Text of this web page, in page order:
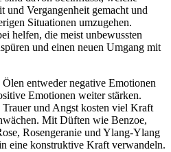
Vergangenheit gemacht und
Situationen umzugehen.
helfen, die meist unbewussten
und einen neuen Umgang mit
entweder negative Emotionen
Emotionen weiter stärken.
und Angst kosten viel Kraft
Mit Düften wie Benzoe,
Rosengeranie und Ylang-Ylang
eine konstruktive Kraft verwandeln.